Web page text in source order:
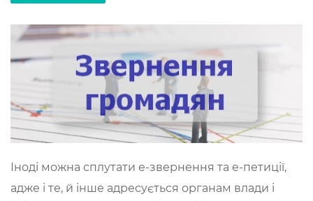
Іноді можна сплутати е-звернення та е-петиції,
адже і те, й інше адресується органам влади і